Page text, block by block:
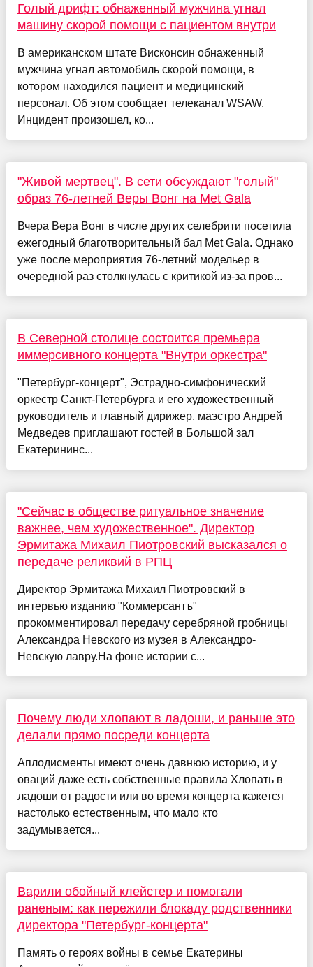
Голый дрифт: обнаженный мужчина угнал
машину скорой помощи с пациентом внутри
В американском штате Висконсин обнаженный
мужчина угнал автомобиль скорой помощи, в
котором находился пациент и медицинский
персонал. Об этом сообщает телеканал WSAW.
Инцидент произошел, ко...
"Живой мертвец". В сети обсуждают "голый"
образ 76-летней Веры Вонг на Met Gala
Вчера Вера Вонг в числе других селебрити посетила
ежегодный благотворительный бал Met Gala. Однако
уже после мероприятия 76-летний модельер в
очередной раз столкнулась с критикой из-за пров...
В Северной столице состоится премьера
иммерсивного концерта "Внутри оркестра"
"Петербург-концерт", Эстрадно-симфонический
оркестр Санкт-Петербурга и его художественный
руководитель и главный дирижер, маэстро Андрей
Медведев приглашают гостей в Большой зал
Екатерининс...
"Сейчас в обществе ритуальное значение
важнее, чем художественное". Директор
Эрмитажа Михаил Пиотровский высказался о
передаче реликвий в РПЦ
Директор Эрмитажа Михаил Пиотровский в
интервью изданию "Коммерсантъ"
прокомментировал передачу серебряной гробницы
Александра Невского из музея в Александро-
Невскую лавру.На фоне истории с...
Почему люди хлопают в ладоши, и раньше это
делали прямо посреди концерта
Аплодисменты имеют очень давнюю историю, и у
оваций даже есть собственные правила Хлопать в
ладоши от радости или во время концерта кажется
настолько естественным, что мало кто
задумывается...
Варили обойный клейстер и помогали
раненым: как пережили блокаду родственники
директора "Петербург-концерта"
Память о героях войны в семье Екатерины